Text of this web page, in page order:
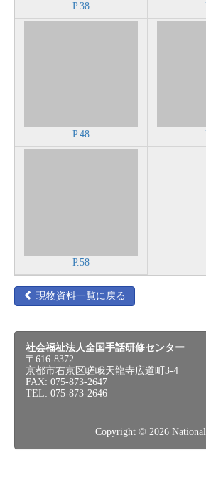
P.38
P.48
P.58
現物資料一覧に戻る
社会福祉法人全国手話研修センター
〒616-8372
京都市右京区嵯峨天龍寺広道町3-4
FAX: 075-873-2647
TEL: 075-873-2646
Copyright © 2026